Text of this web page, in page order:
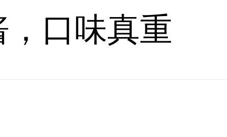
口味真重